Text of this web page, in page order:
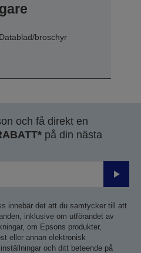
broschyr
och få direkt en
på din nästa
Skicka
innebär det att du samtycker till att
inklusive om utförandet av
om Epsons produkter,
eller annan elektronisk
och ditt beteende på